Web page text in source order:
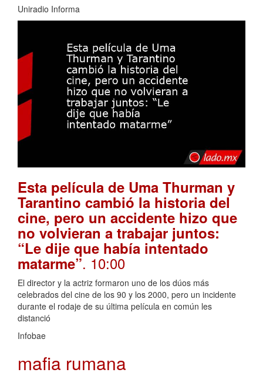
Uniradio Informa
Esta película de Uma Thurman y
Tarantino cambió la historia del
cine, pero un accidente hizo que
no volvieran a trabajar juntos:
“Le dije que había intentado
matarme”. 10:00
El director y la actriz formaron uno de los dúos más
celebrados del cine de los 90 y los 2000, pero un incidente
durante el rodaje de su última película en común les
distanció
Infobae
mafia rumana